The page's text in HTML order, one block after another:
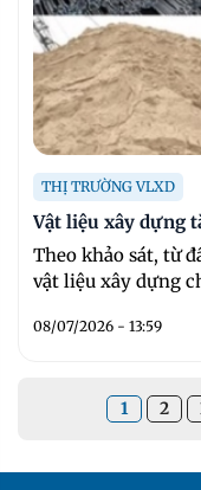
THỊ TRƯỜNG VLXD
Vật liệu xây dựng
Theo khảo sát, từ
vật liệu xây dựng
08/07/2026 - 13:59
1 2